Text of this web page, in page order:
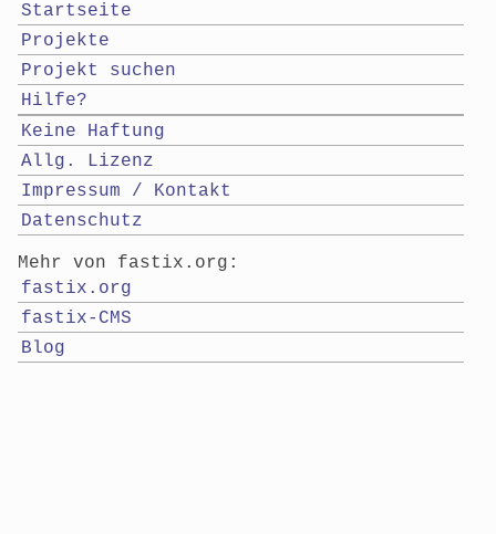
Startseite
Projekte
Projekt suchen
Hilfe?
Keine Haftung
Allg. Lizenz
Impressum / Kontakt
Datenschutz
Mehr von fastix.org:
fastix.org
fastix-CMS
Blog